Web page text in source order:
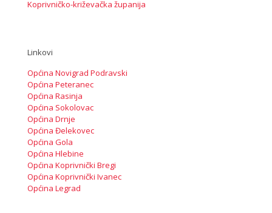
Koprivničko-križevačka županija
Linkovi
Općina Novigrad Podravski
Općina Peteranec
Općina Rasinja
Općina Sokolovac
Općina Drnje
Općina Đelekovec
Općina Gola
Općina Hlebine
Općina Koprivnički Bregi
Općina Koprivnički Ivanec
Općina Legrad